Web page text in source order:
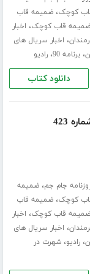
کوچک،ضمیمه قاب
ضمیمه قاب کوچک، اخبار
، اخبار سریال های
،برنامه 90 ،رادیو
دانلود کتاب
423
جام جم،ضمیمه
کوچک،ضمیمه قاب
ضمیمه قاب کوچک، اخبار
، اخبار سریال های
،رادیو،شهرت در